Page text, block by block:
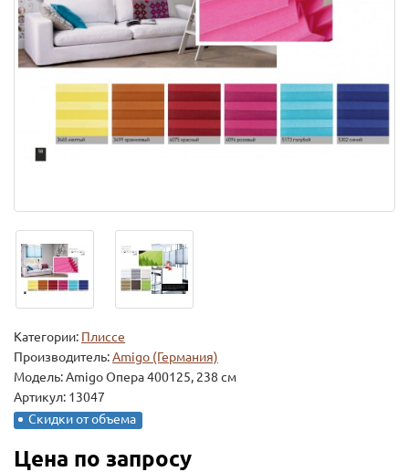
Категории: Плиссе
Производитель:Amigo (Германия)
Модель:Amigo Опера 400125, 238 см
Артикул: 13047
Скидки от объема
Цена по запросу